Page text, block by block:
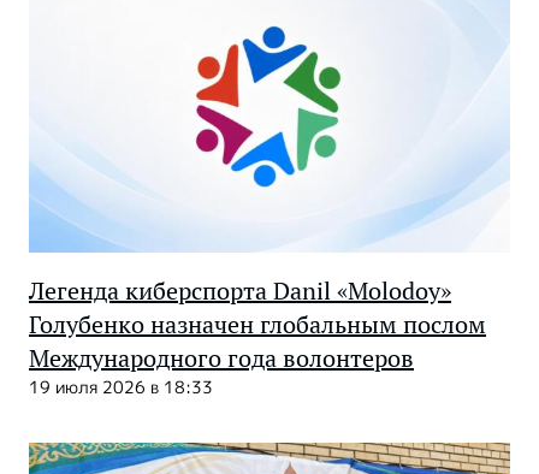
Легенда киберспорта Danil «Molodoy»
Голубенко назначен глобальным послом
Международного года волонтеров
19 июля 2026 в 18:33